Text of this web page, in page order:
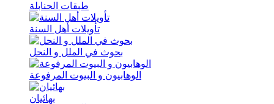
طبقات الحنابلة
تأویلات أهل السنة
بحوث في الملل و النحل
الوهابیون و البیوت المرفوعة
بهائیان